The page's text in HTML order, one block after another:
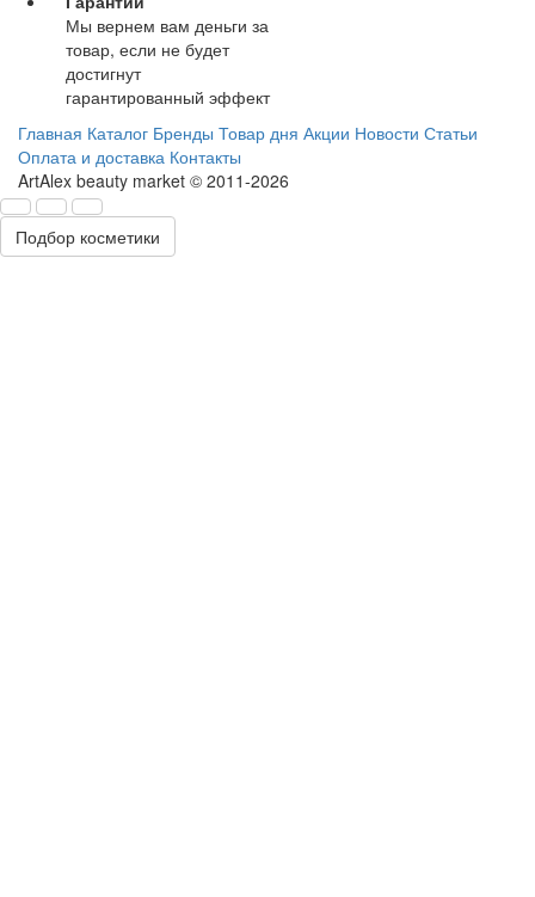
Мы вернем вам деньги за
товар, если не будет
достигнут
гарантированный эффект
Главная Каталог Бренды Товар дня Акции Новости Статьи
Оплата и доставка Контакты
ArtAlex beauty market © 2011-2026
Подбор косметики